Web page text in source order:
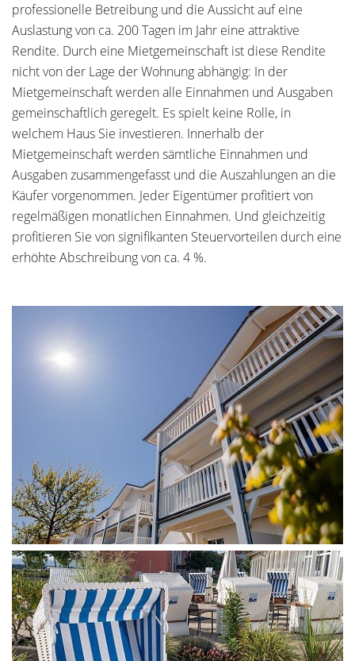
professionelle Betreibung und die Aussicht auf eine
Auslastung von ca. 200 Tagen im Jahr eine attraktive
Rendite. Durch eine Mietgemeinschaft ist diese Rendite
nicht von der Lage der Wohnung abhängig: In der
Mietgemeinschaft werden alle Einnahmen und Ausgaben
gemeinschaftlich geregelt. Es spielt keine Rolle, in
welchem Haus Sie investieren. Innerhalb der
Mietgemeinschaft werden sämtliche Einnahmen und
Ausgaben zusammengefasst und die Auszahlungen an die
Käufer vorgenommen. Jeder Eigentümer profitiert von
regelmäßigen monatlichen Einnahmen. Und gleichzeitig
profitieren Sie von signifikanten Steuervorteilen durch eine
erhöhte Abschreibung von ca. 4 %.